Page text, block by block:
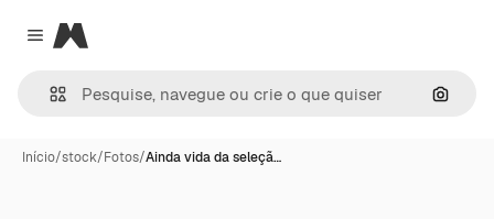
Close menu
Magnific
Início/stock/Fotos/Ainda vida da seleçã…